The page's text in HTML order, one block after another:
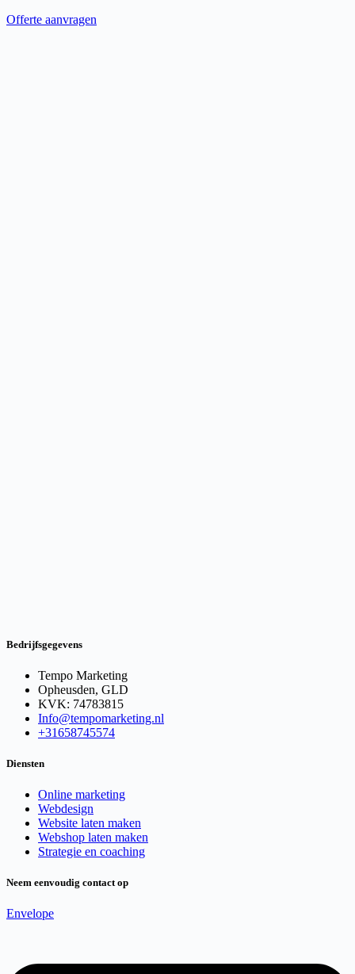
Offerte aanvragen
Bedrijfsgegevens
Tempo Marketing
Opheusden, GLD
KVK: 74783815
Info@tempomarketing.nl
+31658745574
Diensten
Online marketing
Webdesign
Website laten maken
Webshop laten maken
Strategie en coaching
Neem eenvoudig contact op
Envelope